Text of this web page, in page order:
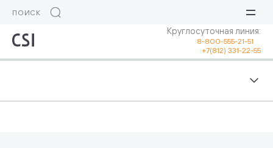
Круглосуточная линия:
8-800-555-21-51
+7(812) 331-22-55